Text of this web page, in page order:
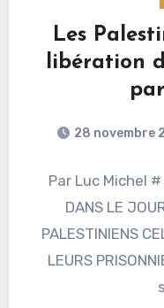
Les
libération
28 novembre
Par Luc Michel #
DANS LE
PALESTINIENS
LEURS